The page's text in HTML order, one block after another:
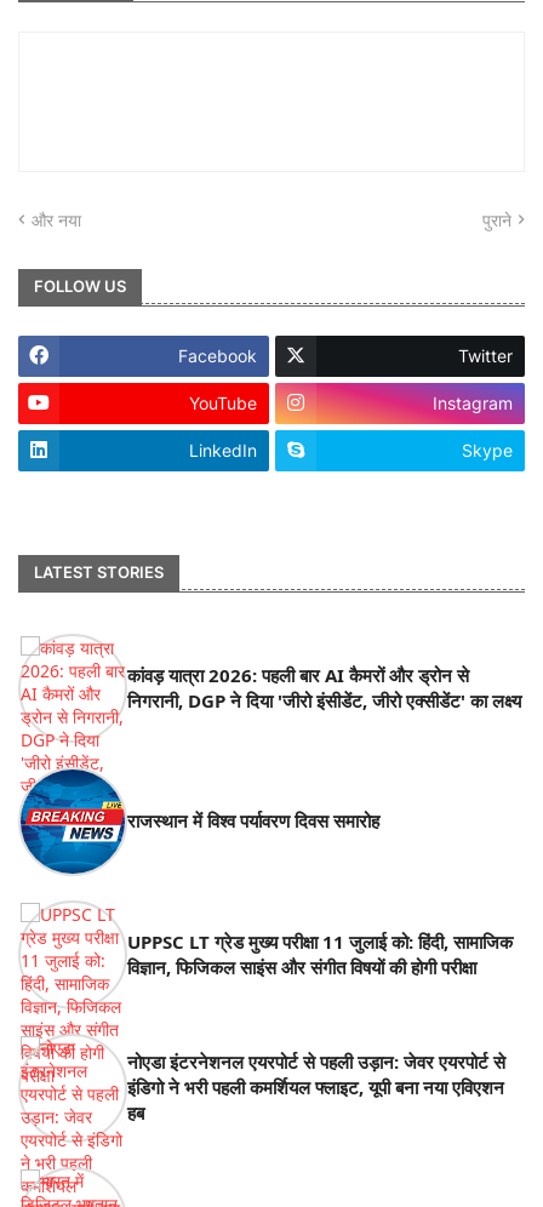
और नया पुराने
FOLLOW US
Facebook Twitter
YouTube Instagram
LinkedIn Skype
LATEST STORIES
कांवड़ यात्रा 2026: पहली बार AI कैमरों और ड्रोन से
निगरानी, DGP ने दिया 'जीरो इंसीडेंट, जीरो एक्सीडेंट' का लक्ष्य
राजस्थान में विश्व पर्यावरण दिवस समारोह
UPPSC LT ग्रेड मुख्य परीक्षा 11 जुलाई को: हिंदी, सामाजिक
विज्ञान, फिजिकल साइंस और संगीत विषयों की होगी परीक्षा
नोएडा इंटरनेशनल एयरपोर्ट से पहली उड़ान: जेवर एयरपोर्ट से
इंडिगो ने भरी पहली कमर्शियल फ्लाइट, यूपी बना नया एविएशन
हब